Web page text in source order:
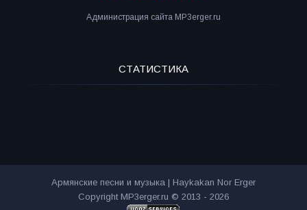
Администрация сайта MP3erger.ru
СТАТИСТИКА
Армянские песни и музыка | Haykakan Nor Erger
Copyright MP3erger.ru © 2013 - 2026